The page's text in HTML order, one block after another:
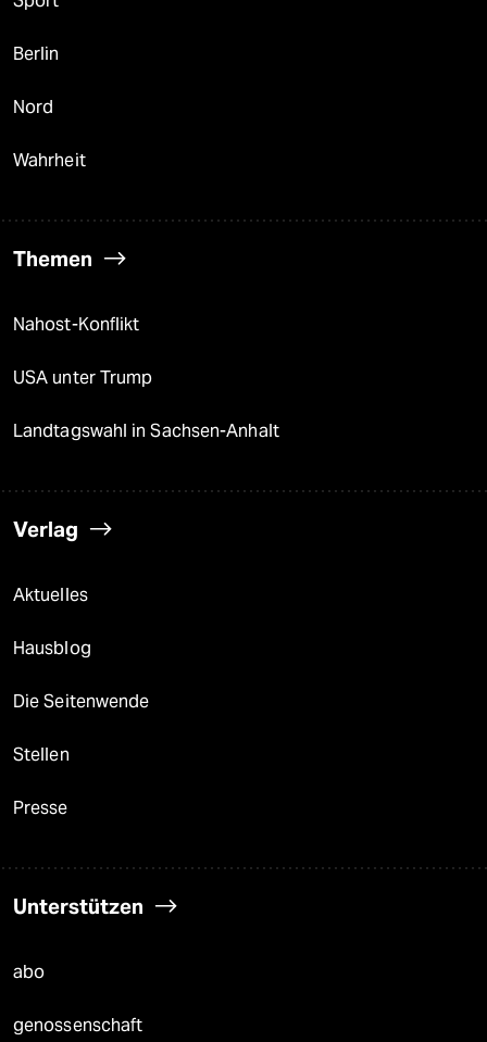
Berlin
Nord
Wahrheit
Themen
Nahost-Konflikt
USA unter Trump
Landtagswahl in Sachsen-Anhalt
Verlag
Aktuelles
Hausblog
Die Seitenwende
Stellen
Presse
Unterstützen
abo
genossenschaft